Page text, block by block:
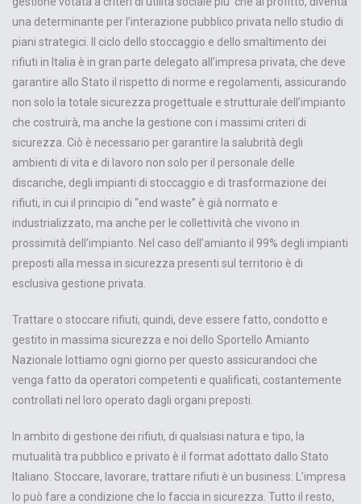
una determinante per l’interazione pubblico privata nello studio di
piani strategici. Il ciclo dello stoccaggio e dello smaltimento dei
rifiuti in Italia è in gran parte delegato all’impresa privata, che deve
garantire allo Stato il rispetto di norme e regolamenti, assicurando
non solo la totale sicurezza progettuale e strutturale dell’impianto
che costruirà, ma anche la gestione con i massimi criteri di
sicurezza. Ciò è necessario per garantire la salubrità degli
ambienti di vita e di lavoro non solo per il personale delle
discariche, degli impianti di stoccaggio e di trasformazione dei
rifiuti, in cui il principio di “end waste” è già normato e
industrializzato, ma anche per le collettività che vivono in
prossimità dell’impianto. Nel caso dell’amianto il 99% degli impianti
preposti alla messa in sicurezza presenti sul territorio è di
esclusiva gestione privata.
Trattare o stoccare rifiuti, quindi, deve essere fatto, condotto e
gestito in massima sicurezza e noi dello Sportello Amianto
Nazionale lottiamo ogni giorno per questo assicurandoci che
venga fatto da operatori competenti e qualificati, costantemente
controllati nel loro operato dagli organi preposti.
In ambito di gestione dei rifiuti, di qualsiasi natura e tipo, la
mutualità tra pubblico e privato è il format adottato dallo Stato
Italiano. Stoccare, lavorare, trattare rifiuti è un business: L’impresa
lo può fare a condizione che lo faccia in sicurezza. Tutto il resto,